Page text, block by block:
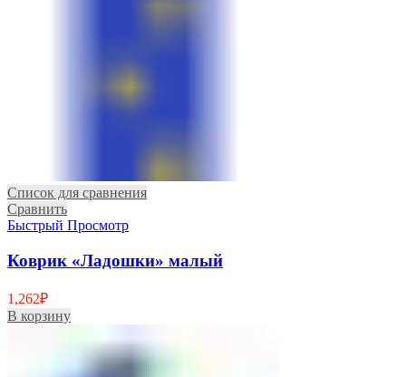
Список для сравнения
Сравнить
Быстрый Просмотр
Коврик «Ладошки» малый
1,262₽
В корзину